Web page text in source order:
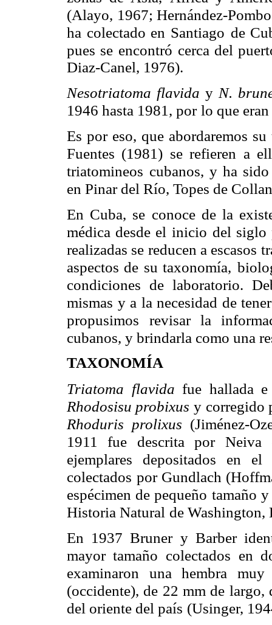
(Alayo, 1967; Hernández-
ha colectado en Santiago de
pues se encontró cerca del
Diaz-Canel, 1976).
Nesotriatoma flavida y N.
1946 hasta 1981, por lo que
Es por eso, que abordaremos
Fuentes (1981) se refieren a
triatomineos cubanos, y ha
en Pinar del Río, Topes de
En Cuba, se conoce de la
médica desde el inicio del siglo
realizadas se reducen a escasos
aspectos de su taxonomía,
condiciones de laboratorio.
mismas y a la necesidad de
propusimos
revisar la
cubanos, y brindarla como una
TAXONOMÍA
Triatoma flavidafue hallada
Rhodosisu probixus y corregido
Rhoduris prolixus (Jiménez-
1911 fue descrita por Neiva
ejemplares depositados
en el
colectados por Gundlach
espécimen de pequeño tamaño y
Historia Natural de Washington,
En 1937 Bruner y Barber
mayor tamaño colectados en
examinaron una hembra muy
(occidente), de 22 mm de largo,
del oriente del país (Usinger,